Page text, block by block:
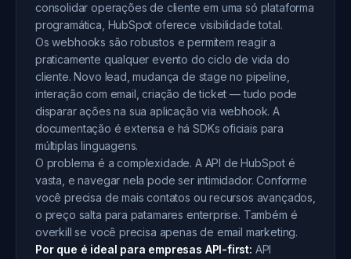
consolidar operações de cliente em uma só plataforma
programática, HubSpot oferece visibilidade total.
Os webhooks são robustos e permitem reagir a
praticamente qualquer evento do ciclo de vida do
cliente. Novo lead, mudança de stage no pipeline,
interação com email, criação de ticket — tudo pode
disparar ações na sua aplicação via webhook. A
documentação é extensa e há SDKs oficiais para
múltiplas linguagens.
O problema é a complexidade. A API de HubSpot é
vasta, e navegar nela pode ser intimidador. Conforme
você precisa de mais contatos ou recursos avançados,
o preço salta para patamares enterprise. Também é
overkill se você precisa apenas de email marketing.
Por que é ideal para empresas API-first: API